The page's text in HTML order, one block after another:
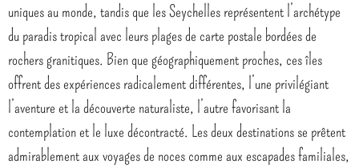
uniques au monde, tandis que les Seychelles représentent l’archétype
du paradis tropical avec leurs plages de carte postale bordées de
rochers granitiques. Bien que géographiquement proches, ces îles
offrent des expériences radicalement différentes, l’une privilégiant
l’aventure et la découverte naturaliste, l’autre favorisant la
contemplation et le luxe décontracté. Les deux destinations se prêtent
admirablement aux voyages de noces comme aux escapades familiales,